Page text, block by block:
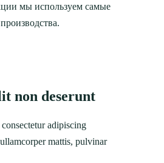
мы используем самые
non deserunt
adipiscing
mattis, pulvinar